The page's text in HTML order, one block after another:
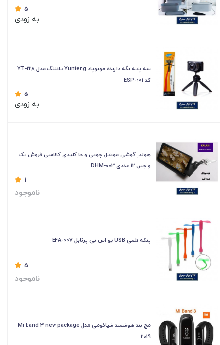
5
به زودی
سه پایه نگه دارنده مونوپاد Yunteng یانتنگ مدل YT-228
کد ESP-001
5
به زودی
هولدر گوشی موبایل چوبی و جا کلیدی کالاسی فروش تک
و جین 12 عددی DHM-003
1
ناموجود
پنکه قلمی USB یو اس بی پرتابل EFA-007
5
ناموجود
مچ بند هوشمند شیائومی مدل Mi band 3 new package
2019